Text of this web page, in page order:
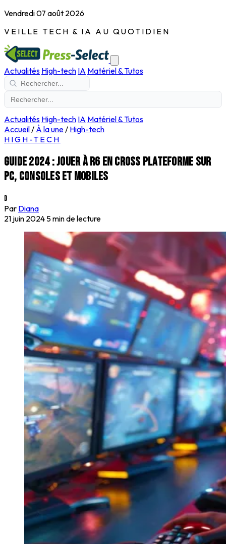
Vendredi 07 août 2026
VEILLE TECH & IA AU QUOTIDIEN
Actualités High-tech IA Matériel & Tutos
Actualités High-tech IA Matériel & Tutos
Accueil/ À la une/ High-tech
HIGH-TECH
Guide 2024 : Jouer à R6 en cross plateforme sur
PC, consoles et mobiles
D
Par Diana
21 juin 2024 5 min de lecture